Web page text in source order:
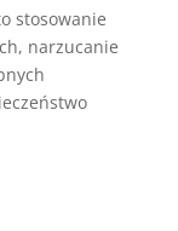
stosowanie
narzucanie